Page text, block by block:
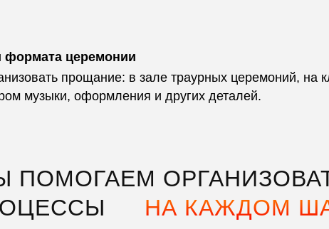
церемонии
прощание: в зале траурных церемоний, на
музыки, оформления и других деталей.
ПОМОГАЕМ
НА КАЖДОМ